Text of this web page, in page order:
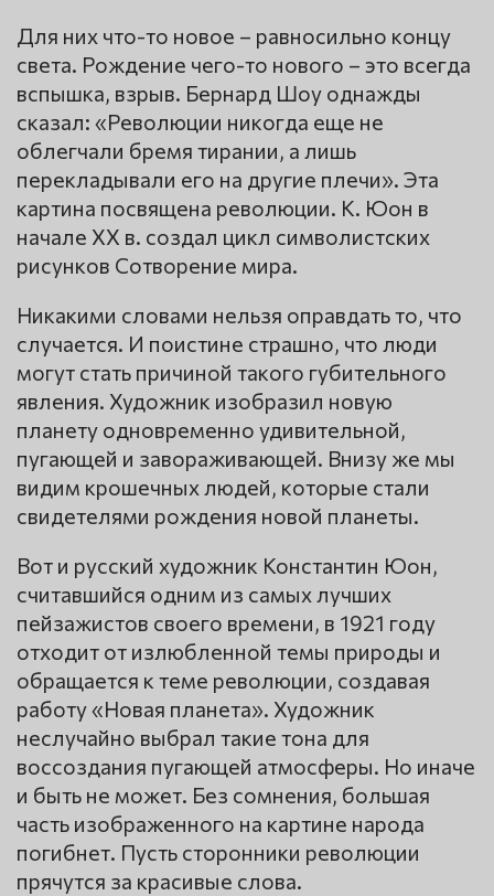
Для них что-то новое – равносильно концу
света. Рождение чего-то нового – это всегда
вспышка, взрыв. Бернард Шоу однажды
сказал: «Революции никогда еще не
облегчали бремя тирании, а лишь
перекладывали его на другие плечи». Эта
картина посвящена революции. К. Юон в
начале XX в. создал цикл символистских
рисунков Сотворение мира.
Никакими словами нельзя оправдать то, что
случается. И поистине страшно, что люди
могут стать причиной такого губительного
явления. Художник изобразил новую
планету одновременно удивительной,
пугающей и завораживающей. Внизу же мы
видим крошечных людей, которые стали
свидетелями рождения новой планеты.
Вот и русский художник Константин Юон,
считавшийся одним из самых лучших
пейзажистов своего времени, в 1921 году
отходит от излюбленной темы природы и
обращается к теме революции, создавая
работу «Новая планета». Художник
неслучайно выбрал такие тона для
воссоздания пугающей атмосферы. Но иначе
и быть не может. Без сомнения, большая
часть изображенного на картине народа
погибнет. Пусть сторонники революции
прячутся за красивые слова.